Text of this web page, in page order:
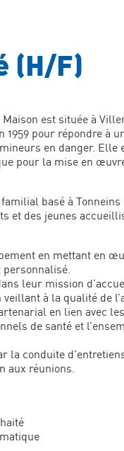
(H/F)
Maison est située à
1959 pour répondre à
en danger.
pour la mise en
basé à
et des jeunes
en mettant en
leur mission
à la qualité de
en lien avec
de santé et
la conduite
aux réunions.